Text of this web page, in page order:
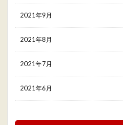
2021年9月
2021年8月
2021年7月
2021年6月